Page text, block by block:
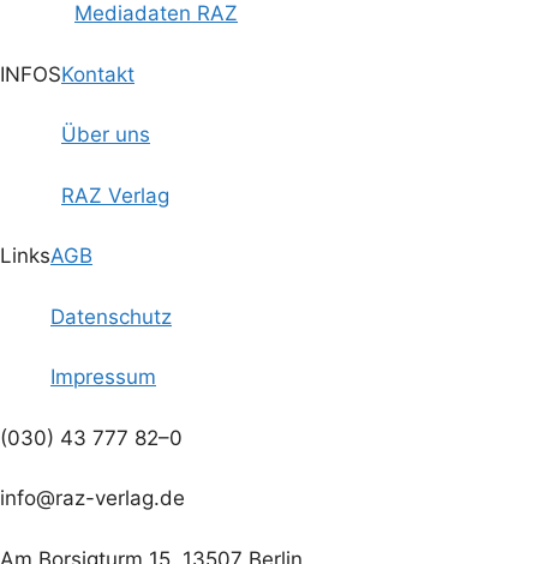
Mediadaten RAZ
INFOSKontakt
Über uns
RAZ Verlag
LinksAGB
Datenschutz
Impressum
(030) 43 777 82–0
info@raz-verlag.de
Am Borsigturm 15, 13507 Berlin